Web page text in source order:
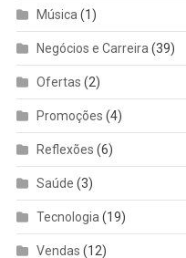
Música (1)
Negócios e Carreira (39)
Ofertas (2)
Promoções (4)
Reflexões (6)
Saúde (3)
Tecnologia (19)
Vendas (12)